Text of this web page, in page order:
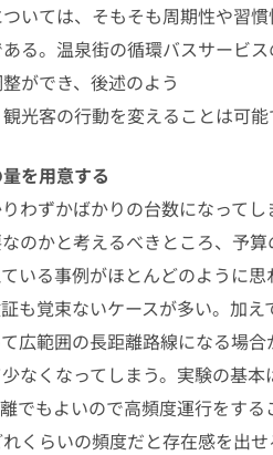
いては、そもそも周期性や習
る。温泉街の循環バスサービ
ができ、後述のよう
光客の行動を変えることは可能
を用意する
わずかばかりの台数になって
のかと考えるべきところ、予
いる事例がほとんどのように
も覚束ないケースが多い。加
広範囲の長距離路線になる場
なくなってしまう。実験の基
でもよいので高頻度運行をす
くらいの頻度だと存在感を出